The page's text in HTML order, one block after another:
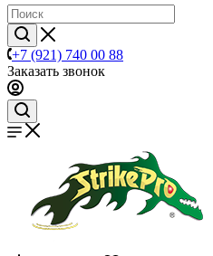
+7 (921) 740 00 88
Заказать звонок